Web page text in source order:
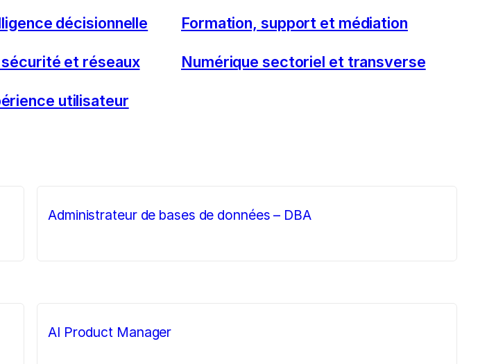
décisionnelle
et réseaux
utilisateur
Formation, support et médiation
Numérique sectoriel et transverse
Administrateur de bases de données – DBA
AI Product Manager